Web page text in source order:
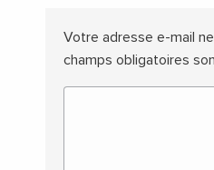
Votre adresse e-mail
champs obligatoires